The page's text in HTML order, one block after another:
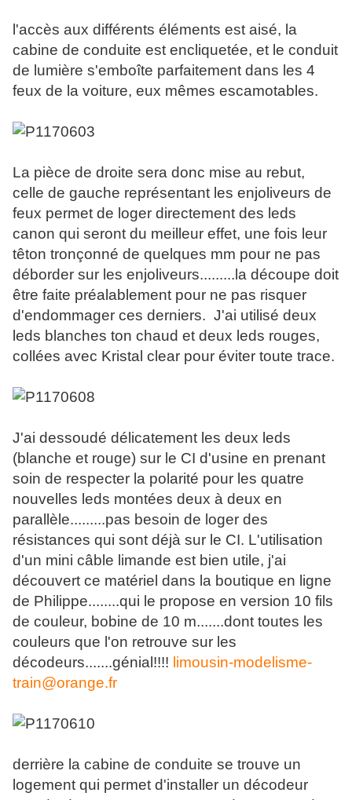
l'accès aux différents éléments est aisé, la
cabine de conduite est encliquetée, et le conduit
de lumière s'emboîte parfaitement dans les 4
feux de la voiture, eux mêmes escamotables.
La pièce de droite sera donc mise au rebut,
celle de gauche représentant les enjoliveurs de
feux permet de loger directement des leds
canon qui seront du meilleur effet, une fois leur
têton tronçonné de quelques mm pour ne pas
déborder sur les enjoliveurs.........la découpe doit
être faite préalablement pour ne pas risquer
d'endommager ces derniers. J'ai utilisé deux
leds blanches ton chaud et deux leds rouges,
collées avec Kristal clear pour éviter toute trace.
J'ai dessoudé délicatement les deux leds
(blanche et rouge) sur le CI d'usine en prenant
soin de respecter la polarité pour les quatre
nouvelles leds montées deux à deux en
parallèle.........pas besoin de loger des
résistances qui sont déjà sur le CI. L'utilisation
d'un mini câble limande est bien utile, j'ai
découvert ce matériel dans la boutique en ligne
de Philippe........qui le propose en version 10 fils
de couleur, bobine de 10 m.......dont toutes les
couleurs que l'on retrouve sur les
décodeurs.......génial!!!! limousin-modelisme-
train@orange.fr
derrière la cabine de conduite se trouve un
logement qui permet d'installer un décodeur